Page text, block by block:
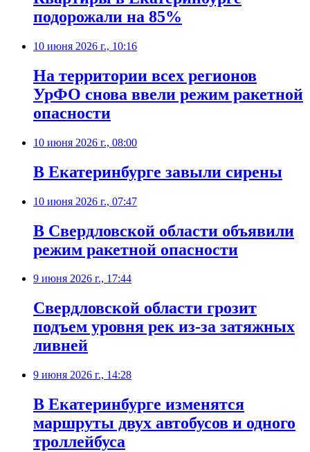
подорожали на 85%
10 июня 2026 г., 10:16
На территории всех регионов
УрФО снова ввели режим ракетной
опасности
10 июня 2026 г., 08:00
В Екатеринбурге завыли сирены
10 июня 2026 г., 07:47
В Свердловской области объявили
режим ракетной опасности
9 июня 2026 г., 17:44
Свердловской области грозит
подъем уровня рек из-за затяжных
ливней
9 июня 2026 г., 14:28
В Екатеринбурге изменятся
маршруты двух автобусов и одного
троллейбуса